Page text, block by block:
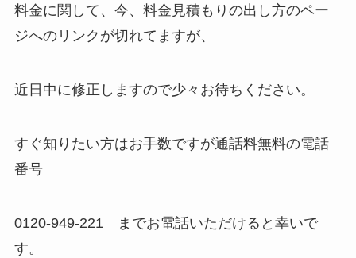
料金に関して、今、料金見積もりの出し方のペー
ジへのリンクが切れてますが、
近日中に修正しますので少々お待ちください。
すぐ知りたい方はお手数ですが通話料無料の電話
番号
0120-949-221 までお電話いただけると幸いで
す。